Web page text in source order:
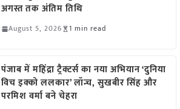
अगस्त तक अंतिम तिथि
August 5, 2026 1 min read
पंजाब में महिंद्रा ट्रैक्टर्स का नया अभियान ‘दुनिया
विच इक्को ललकार’ लॉन्च, सुखबीर सिंह और
परमिश वर्मा बने चेहरा